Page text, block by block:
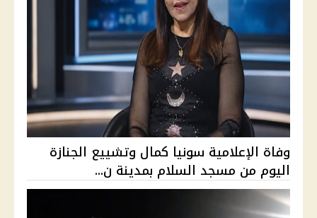
وفاة الإعلامية سونيا كمال وتشييع الجنازة
اليوم من مسجد السلام بمدينة ن...